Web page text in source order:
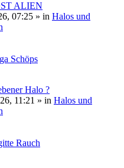
ALIEN
07:25 » in Halos und
Schöps
Halo ?
11:21 » in Halos und
Rauch